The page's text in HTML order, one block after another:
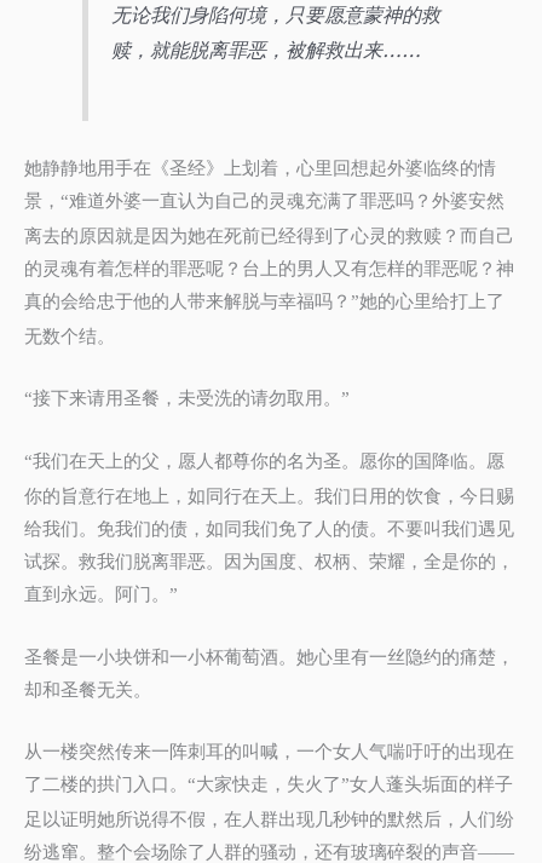
无论我们身陷何境，只要愿意蒙神的救
赎，就能脱离罪恶，被解救出来……
她静静地用手在《圣经》上划着，心里回想起外婆临终的情
景， “难道外婆一直认为自己的灵魂充满了罪恶吗？外婆安然
离去的原因就是因为她在死前已经得到了心灵的救赎？而自己
的灵魂有着怎样的罪恶呢？台上的男人又有怎样的罪恶呢？神
真的会给忠于他的人带来解脱与幸福吗？ ”她的心里给打上了
无数个结。
“接下来请用圣餐，未受洗的请勿取用。 ”
“我们在天上的父，愿人都尊你的名为圣。愿你的国降临。愿
你的旨意行在地上，如同行在天上。我们日用的饮食，今日赐
给我们。免我们的债，如同我们免了人的债。不要叫我们遇见
试探。救我们脱离罪恶。因为国度、权柄、荣耀，全是你的，
直到永远。阿门。 ”
圣餐是一小块饼和一小杯葡萄酒。她心里有一丝隐约的痛楚，
却和圣餐无关。
从一楼突然传来一阵刺耳的叫喊，一个女人气喘吁吁的出现在
了二楼的拱门入口。 “大家快走，失火了”女人蓬头垢面的样子
足以证明她所说得不假，在人群出现几秒钟的默然后，人们纷
纷逃窜。整个会场除了人群的骚动，还有玻璃碎裂的声音——